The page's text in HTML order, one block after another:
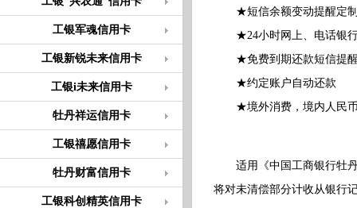
工银军魂信用卡
工银新锐未来信用卡
工银i未来信用卡
牡丹祥运信用卡
工银禧愿信用卡
牡丹财富信用卡
工银科创精英信用卡
★短信余额变动提醒定
★24小时网上、电话银
★免费到期还款短信提
★约定账户自动还款
★境外消费，境内人民
适用《中国工商银行牡
将对未清偿部分计收从银行